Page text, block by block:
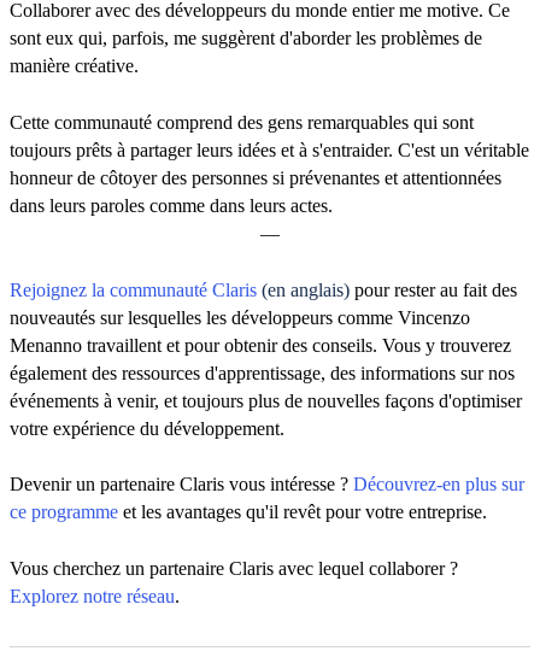
Collaborer avec des développeurs du monde entier me motive. Ce
sont eux qui, parfois, me suggèrent d'aborder les problèmes de
manière créative.
Cette communauté comprend des gens remarquables qui sont
toujours prêts à partager leurs idées et à s'entraider. C'est un véritable
honneur de côtoyer des personnes si prévenantes et attentionnées
dans leurs paroles comme dans leurs actes.
—
Rejoignez la communauté Claris (en anglais) pour rester au fait des
nouveautés sur lesquelles les développeurs comme Vincenzo
Menanno travaillent et pour obtenir des conseils. Vous y trouverez
également des ressources d'apprentissage, des informations sur nos
événements à venir, et toujours plus de nouvelles façons d'optimiser
votre expérience du développement.
Devenir un partenaire Claris vous intéresse ? Découvrez-en plus sur
ce programme et les avantages qu'il revêt pour votre entreprise.
Vous cherchez un partenaire Claris avec lequel collaborer ?
Explorez notre réseau.